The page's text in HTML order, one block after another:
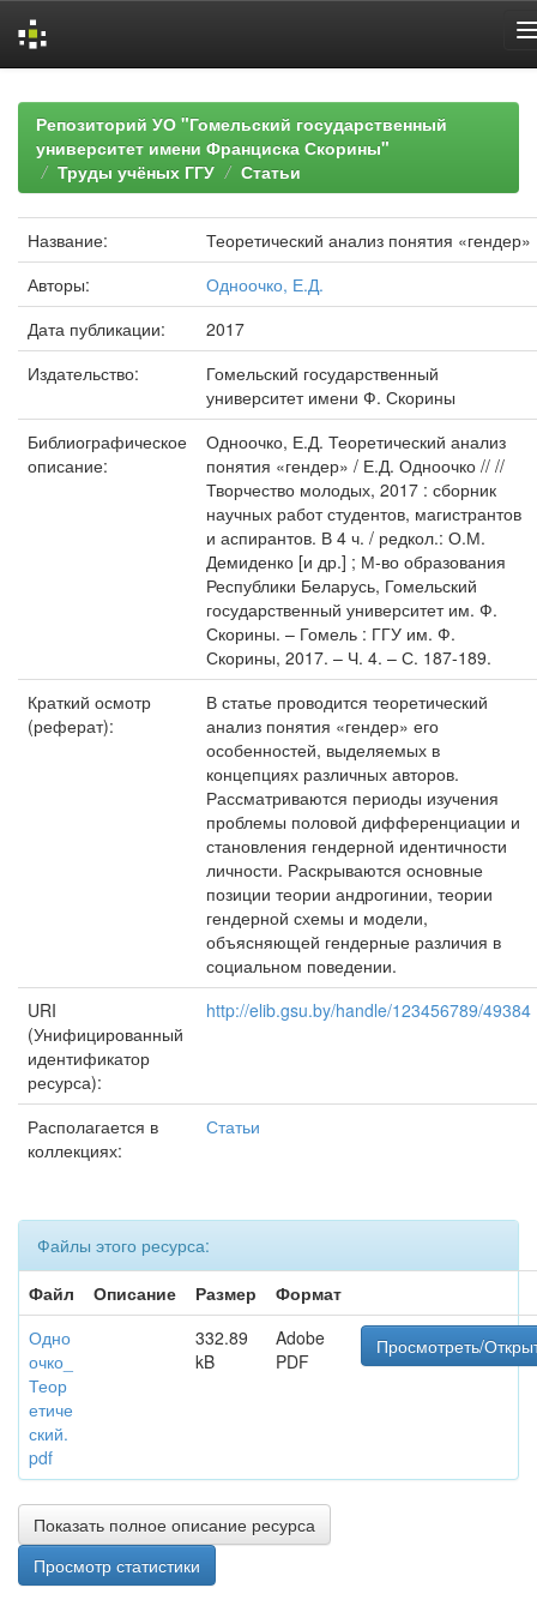
navigationРепозиторий УО "Гомельский государственный
университет имени Франциска Скорины"
Труды учёных ГГУ
Статьи
Название:
Теоретический анализ понятия «гендер»
Авторы:
Одноочко, Е.Д.
Дата публикации:
2017
Издательство:
Гомельский государственный
университет имени Ф. Скорины
Библиографическое
описание:
Одноочко, Е.Д. Теоретический анализ
понятия «гендер» / Е.Д. Одноочко // //
Творчество молодых, 2017 : сборник
научных работ студентов, магистрантов
и аспирантов. В 4 ч. / редкол.: О.М.
Демиденко [и др.] ; М-во образования
Республики Беларусь, Гомельский
государственный университет им. Ф.
Скорины. – Гомель : ГГУ им. Ф.
Скорины, 2017. – Ч. 4. – С. 187-189.
Краткий осмотр
(реферат):
В статье проводится теоретический
анализ понятия «гендер» его
особенностей, выделяемых в
концепциях различных авторов.
Рассматриваются периоды изучения
проблемы половой дифференциации и
становления гендерной идентичности
личности. Раскрываются основные
позиции теории андрогинии, теории
гендерной схемы и модели,
объясняющей гендерные различия в
социальном поведении.
URI
(Унифицированный
идентификатор
ресурса):
http://elib.gsu.by/handle/123456789/49384
Располагается в
коллекциях:
Статьи
Файлы этого ресурса:
Файл
Описание Размер
Формат
Одно
очко_
Теор
етиче
ский.
pdf
332.89
kB
Adobe
PDF
Просмотреть/
Показать полное описание ресурса
Просмотр статистики